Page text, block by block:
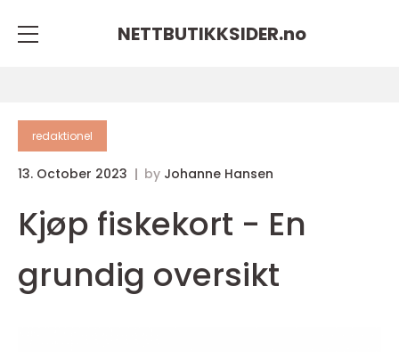
NETTBUTIKKSIDER.no
redaktionel
13. October 2023 by Johanne Hansen
Kjøp fiskekort - En
grundig oversikt